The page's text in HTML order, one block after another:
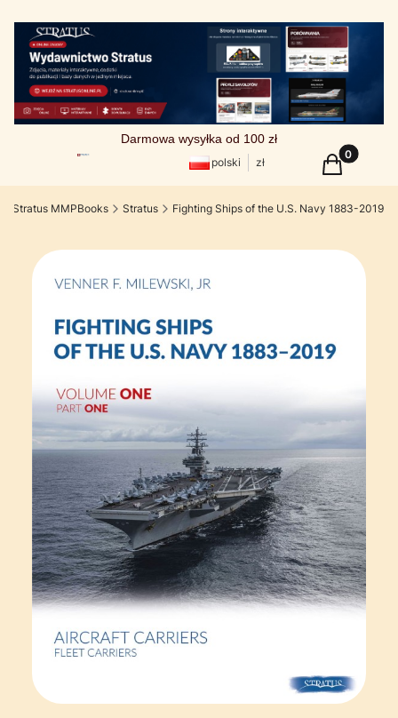
Darmowa wysyłka od 100 zł
polski zł Produkty
Koszyk
Stratus MMPBooks Stratus Fighting Ships of the U.S. Navy 1883-2019